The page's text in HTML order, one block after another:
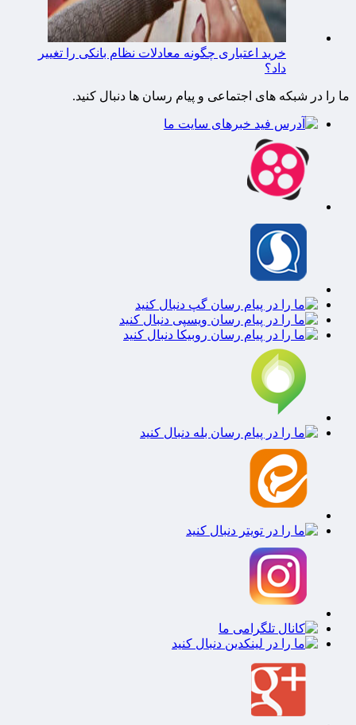
خرید اعتباری چگونه معادلات نظام بانکی را تغییر
داد؟
ما را در شبکه های اجتماعی و پیام رسان ها دنبال کنید.